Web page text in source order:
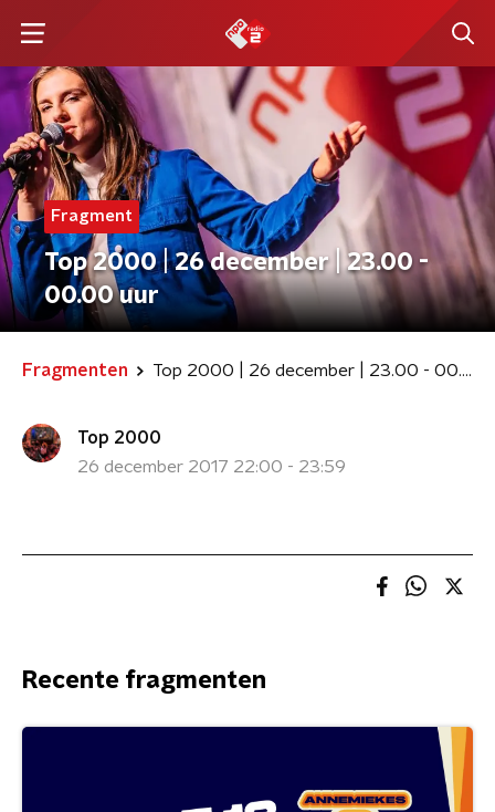
Fragment
Top 2000 | 26 december | 23.00 -
00.00 uur
Fragmenten Top 2000 | 26 december | 23.00 - 00.00 uur
Top 2000
26 december 2017 22:00 - 23:59
Recente fragmenten